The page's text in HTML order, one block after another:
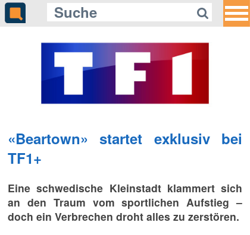
«Beartown» startet exklusiv bei
TF1+
Eine schwedische Kleinstadt klammert sich
an den Traum vom sportlichen Aufstieg –
doch ein Verbrechen droht alles zu zerstören.